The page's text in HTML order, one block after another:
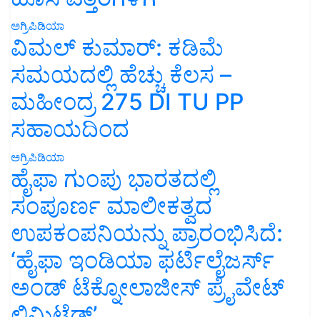
ಅಗ್ರಿಪಿಡಿಯಾ
ವಿಮಲ್ ಕುಮಾರ್: ಕಡಿಮೆ
ಸಮಯದಲ್ಲಿ ಹೆಚ್ಚು ಕೆಲಸ –
ಮಹೀಂದ್ರ 275 DI TU PP
ಸಹಾಯದಿಂದ
ಅಗ್ರಿಪಿಡಿಯಾ
ಹೈಫಾ ಗುಂಪು ಭಾರತದಲ್ಲಿ
ಸಂಪೂರ್ಣ ಮಾಲೀಕತ್ವದ
ಉಪಕಂಪನಿಯನ್ನು ಪ್ರಾರಂಭಿಸಿದೆ:
‘ಹೈಫಾ ಇಂಡಿಯಾ ಫರ್ಟಿಲೈಜರ್ಸ್
ಅಂಡ್ ಟೆಕ್ನೋಲಾಜೀಸ್ ಪ್ರೈವೇಟ್
ಲಿಮಿಟೆಡ್’